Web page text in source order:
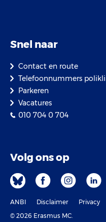
Snel naar
Contact en route
Telefoonnummers
Parkeren
Vacatures
010 704 0 704
Volg ons op
ANBI Disclaimer Privacy
© 2026 Erasmus MC.